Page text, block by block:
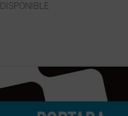
medida que transcurren los años y nos
haciendo más conscientes de
patrimonio en todos los campos,